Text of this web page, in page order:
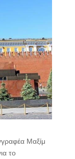
Μαξίμ
το